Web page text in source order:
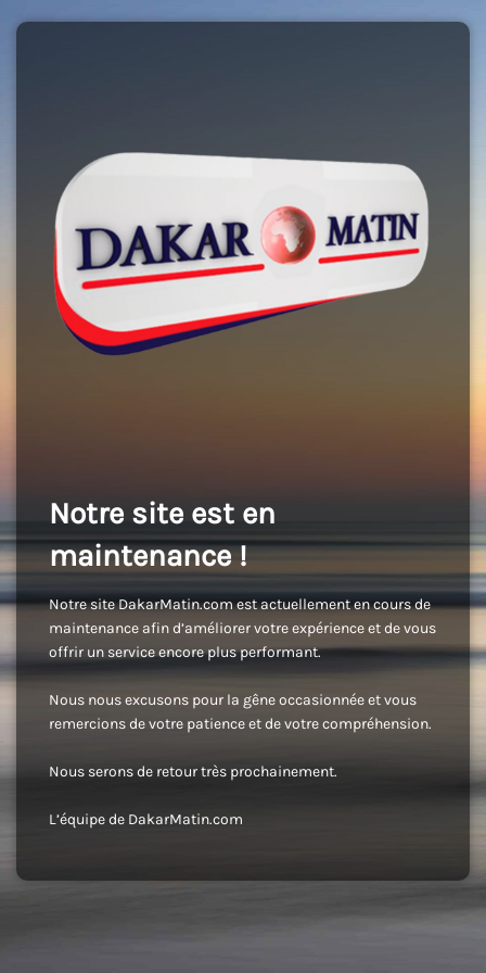
Notre site est en
maintenance !
Notre site DakarMatin.com est actuellement en cours de
maintenance afin d’améliorer votre expérience et de vous
offrir un service encore plus performant.
Nous nous excusons pour la gêne occasionnée et vous
remercions de votre patience et de votre compréhension.
Nous serons de retour très prochainement.
L’équipe de DakarMatin.com